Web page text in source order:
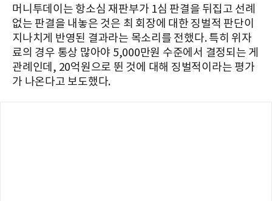
머니투데이는 항소심 재판부가 1심 판결을 뒤집고 선례
없는 판결을 내놓은 것은 최 회장에 대한 징벌적 판단이
지나치게 반영된 결과라는 목소리를 전했다. 특히 위자
료의 경우 통상 많아야 5,000만원 수준에서 결정되는 게
관례인데, 20억원으로 뛴 것에 대해 징벌적이라는 평가
가 나온다고 보도했다.